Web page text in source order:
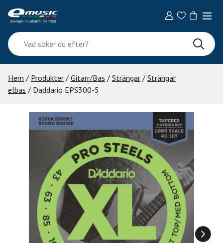
content
Vad
söker
du
efter?
Hem / Produkter / Gitarr/Bas / Strängar / Strängar
elbas / Daddario EPS300-5